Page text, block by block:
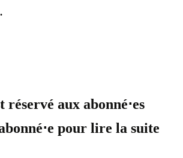
réservé aux abonné⋅es
pour lire la suite